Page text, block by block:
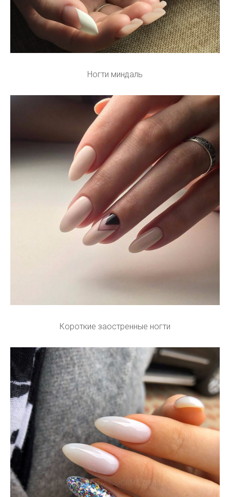
Ногти миндаль
Короткие заостренные ногти